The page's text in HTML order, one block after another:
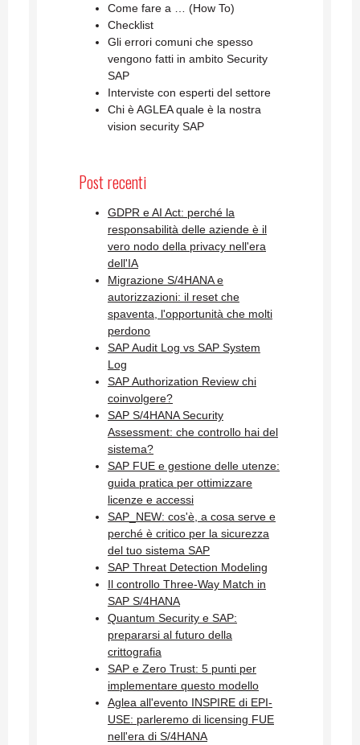
Come fare a … (How To)
Checklist
Gli errori comuni che spesso
vengono fatti in ambito Security
SAP
Interviste con esperti del settore
Chi è AGLEA quale è la nostra
vision security SAP
Post recenti
GDPR e AI Act: perché la
responsabilità delle aziende è il
vero nodo della privacy nell'era
dell'IA
Migrazione S/4HANA e
autorizzazioni: il reset che
spaventa, l'opportunità che molti
perdono
SAP Audit Log vs SAP System
Log
SAP Authorization Review chi
coinvolgere?
SAP S/4HANA Security
Assessment: che controllo hai del
sistema?
SAP FUE e gestione delle utenze:
guida pratica per ottimizzare
licenze e accessi
SAP_NEW: cos'è, a cosa serve e
perché è critico per la sicurezza
del tuo sistema SAP
SAP Threat Detection Modeling
Il controllo Three-Way Match in
SAP S/4HANA
Quantum Security e SAP:
prepararsi al futuro della
crittografia
SAP e Zero Trust: 5 punti per
implementare questo modello
Aglea all'evento INSPIRE di EPI-
USE: parleremo di licensing FUE
nell'era di S/4HANA